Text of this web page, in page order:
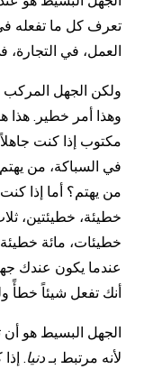
تعرف كل ما تفعله
العمل، في التجارة،
ولكن الجهل المركب
وهذا أمر خطير. هذا
مكتوب إذا كنت
في السباكة، من
من يهتم؟ أما إذا
خطيئة، خطيئتين،
خطيئات، مائة
عندما يكون عندك
أنك تفعل شيئاً خطأً
الجهل البسيط هو أن
لأنه مرتبط بـدنيا.